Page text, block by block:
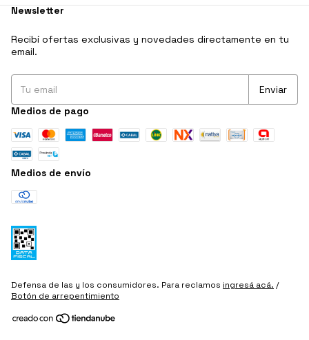
Newsletter
Recibí ofertas exclusivas y novedades directamente en tu
email.
Medios de pago
Medios de envío
Defensa de las y los consumidores. Para reclamos ingresá acá. /
Botón de arrepentimiento